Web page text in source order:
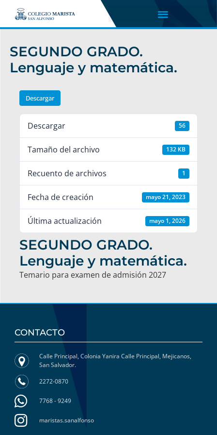
SEGUNDO GRADO.
Lenguaje y matemática.
Descargar
Descargar 56
Tamaño del archivo 132 KB
Recuento de archivos 1
Fecha de creación mayo 21, 2023
Última actualización mayo 1, 2026
SEGUNDO GRADO.
Lenguaje y matemática.
Temario para examen de admisión 2027
CONTACTO
Calle Principal, Colonia Yanira Calle Principal, Mejicanos,
San Salvador.
2272-0870
7768 - 9249
maristas.sanalfonso